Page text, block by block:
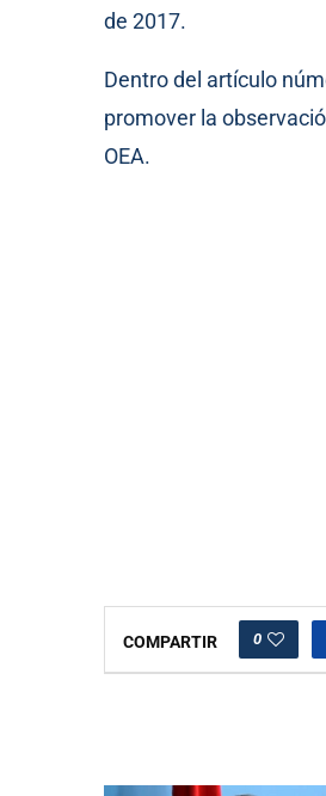
de 2017.
Dentro del artículo
promover la
OEA.
COMPARTIR 0